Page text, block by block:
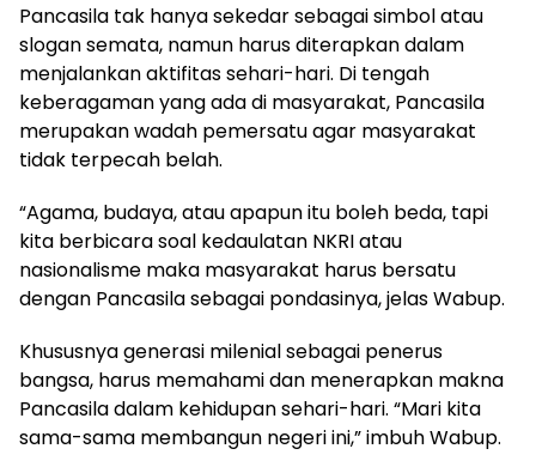
Pancasila tak hanya sekedar sebagai simbol atau
slogan semata, namun harus diterapkan dalam
menjalankan aktifitas sehari-hari. Di tengah
keberagaman yang ada di masyarakat, Pancasila
merupakan wadah pemersatu agar masyarakat
tidak terpecah belah.
“Agama, budaya, atau apapun itu boleh beda, tapi
kita berbicara soal kedaulatan NKRI atau
nasionalisme maka masyarakat harus bersatu
dengan Pancasila sebagai pondasinya, jelas Wabup.
Khususnya generasi milenial sebagai penerus
bangsa, harus memahami dan menerapkan makna
Pancasila dalam kehidupan sehari-hari. “Mari kita
sama-sama membangun negeri ini,” imbuh Wabup.